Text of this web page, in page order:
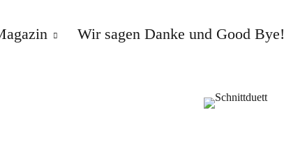
Wir sagen Danke und Good Bye!